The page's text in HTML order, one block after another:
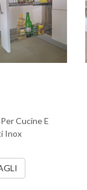
Cucine E
Inox